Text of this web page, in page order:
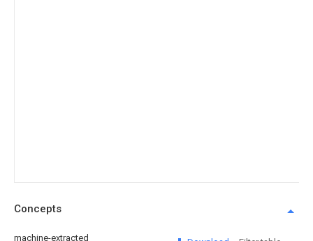
Concepts
machine-extracted